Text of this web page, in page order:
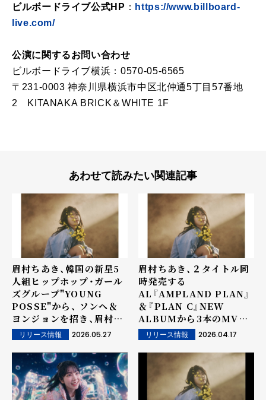
ビルボードライブ公式HP ： https://www.billboard-
live.com/
公演に関するお問い合わせ
ビルボードライブ横浜：0570-05-6565
〒231-0003 神奈川県横浜市中区北仲通5丁目57番地
2 KITANAKA BRICK＆WHITE 1F
あわせて読みたい関連記事
眉村ちあき、韓国の新星5
人組ヒップホップ・ガール
ズグループ"YOUNG
POSSE"から、 ソンヘ＆
ヨンジョンを招き、眉村ち
あき「渋谷ふりーふぉー
る」の日韓コラボver.をリ
リース！
リリース情報 2026.05.27
眉村ちあき、２タイトル同
時発売する
AL『AMPLAND PLAN』
＆『PLAN C』NEW
ALBUMから3本のMVを
一挙公開！
リリース情報 2026.04.17